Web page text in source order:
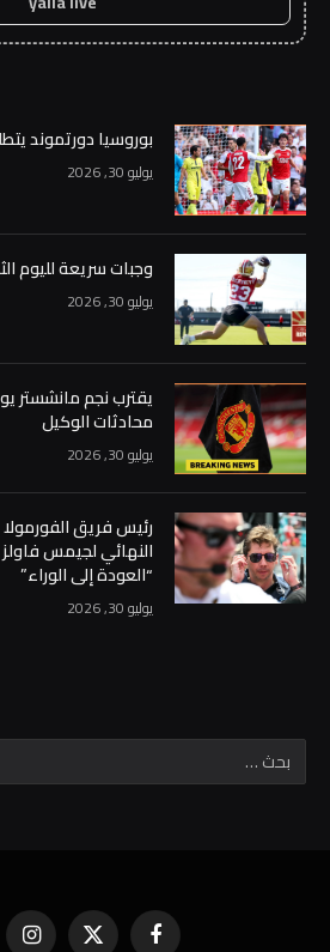
بوروسيا دورتموند
يوليو 30, 2026
وجبات سريعة لليوم
يوليو 30, 2026
يقترب نجم مانشستر
محادثات الوكيل
يوليو 30, 2026
النهائي لجيمس فاولز
“العودة إلى الوراء”
يوليو 30, 2026
فيسبوك X